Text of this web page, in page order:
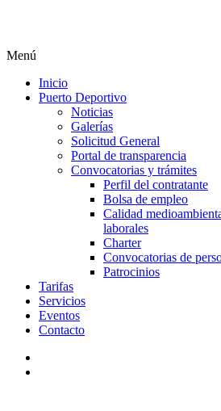
Menú
Inicio
Puerto Deportivo
Noticias
Galerías
Solicitud General
Portal de transparencia
Convocatorias y trámites
Perfil del contratante
Bolsa de empleo
Calidad
laborales
Charter
Convocatorias de
Patrocinios
Tarifas
Servicios
Eventos
Contacto